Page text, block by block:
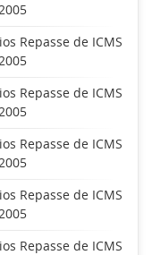
Repasse de ICMS
Repasse de ICMS
Repasse de ICMS
Repasse de ICMS
Repasse de ICMS